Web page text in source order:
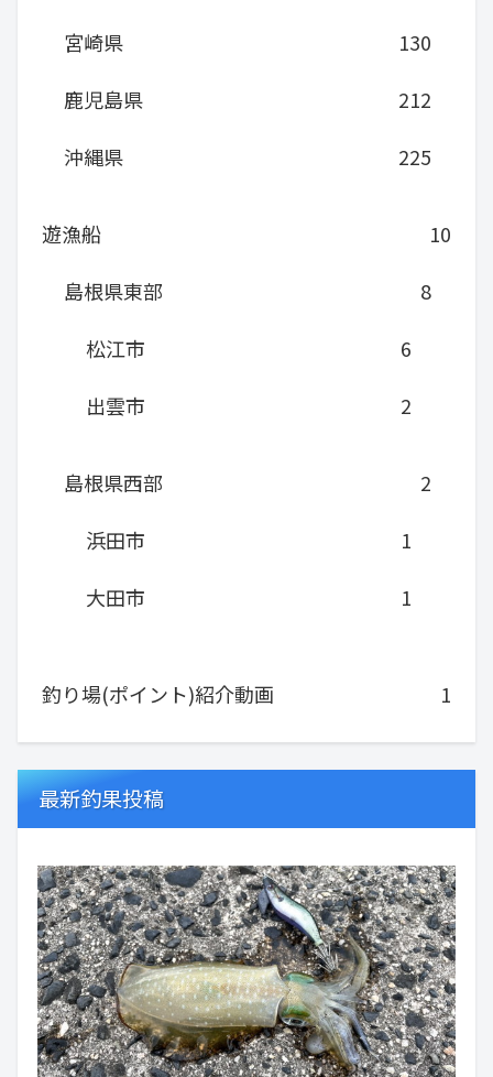
宮崎県
130
鹿児島県
212
沖縄県
225
遊漁船
10
島根県東部
8
松江市
6
出雲市
2
島根県西部
2
浜田市
1
大田市
1
釣り場(ポイント)紹介動画 1
最新釣果投稿